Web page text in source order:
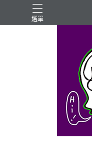
選單
⊰⊱꧁LGBTQIA꧂⊰⊱
Mangasick出版！(੭•̀ᴗ•̀)